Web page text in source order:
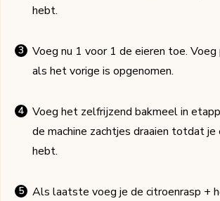
hebt.
Voeg nu 1 voor 1 de eieren toe.
als het vorige is opgenomen.
Voeg het zelfrijzend bakmeel in
de machine zachtjes draaien totdat
hebt.
Als laatste voeg je de citroenrasp +